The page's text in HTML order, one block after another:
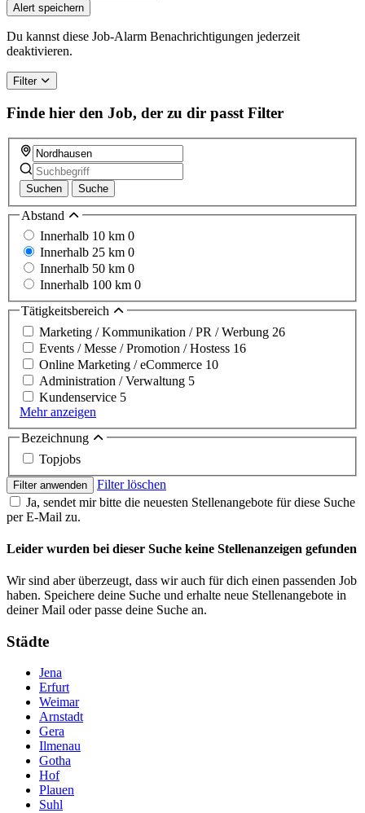
Alert speichern
Du kannst diese Job-Alarm Benachrichtigungen jederzeit
deaktivieren.
Filter
Finde hier den Job, der zu dir passt Filter
Suchen Suche
Abstand
Innerhalb 10 km 0
Innerhalb 25 km 0
Innerhalb 50 km 0
Innerhalb 100 km 0
Tätigkeitsbereich
Marketing / Kommunikation / PR / Werbung 26
Events / Messe / Promotion / Hostess 16
Online Marketing / eCommerce 10
Administration / Verwaltung 5
Kundenservice 5
Mehr anzeigen
Bezeichnung
Topjobs
Filter anwenden
Filter löschen
Ja, sendet mir bitte die neuesten Stellenangebote für diese Suche
per E-Mail zu.
Leider wurden bei dieser Suche keine Stellenanzeigen gefunden
Wir sind aber überzeugt, dass wir auch für dich einen passenden Job
haben. Speichere deine Suche und erhalte neue Stellenangebote in
deiner Mail oder passe deine Suche an.
Städte
Jena
Erfurt
Weimar
Arnstadt
Gera
Ilmenau
Gotha
Hof
Plauen
Suhl